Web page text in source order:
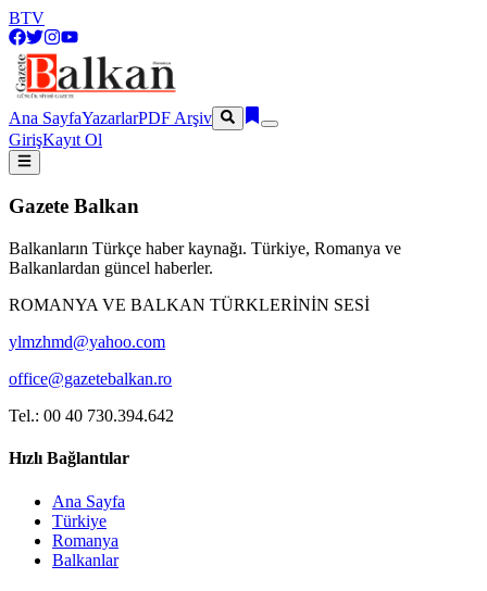
BTV
Ana SayfaYazarlarPDF Arşiv
GirişKayıt Ol
Gazete Balkan
Balkanların Türkçe haber kaynağı. Türkiye, Romanya ve
Balkanlardan güncel haberler.
ROMANYA VE BALKAN TÜRKLERİNİN SESİ
ylmzhmd@yahoo.com
office@gazetebalkan.ro
Tel.: 00 40 730.394.642
Hızlı Bağlantılar
Ana Sayfa
Türkiye
Romanya
Balkanlar